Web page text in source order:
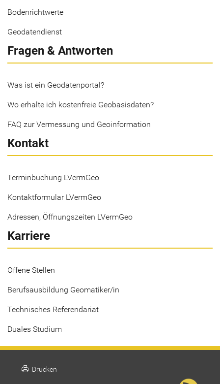
Bodenrichtwerte
Geodatendienst
Fragen & Antworten
Was ist ein Geodatenportal?
Wo erhalte ich kostenfreie Geobasisdaten?
FAQ zur Vermessung und Geoinformation
Kontakt
Terminbuchung LVermGeo
Kontaktformular LVermGeo
Adressen, Öffnungszeiten LVermGeo
Karriere
Offene Stellen
Berufsausbildung Geomatiker/in
Technisches Referendariat
Duales Studium
print Drucken